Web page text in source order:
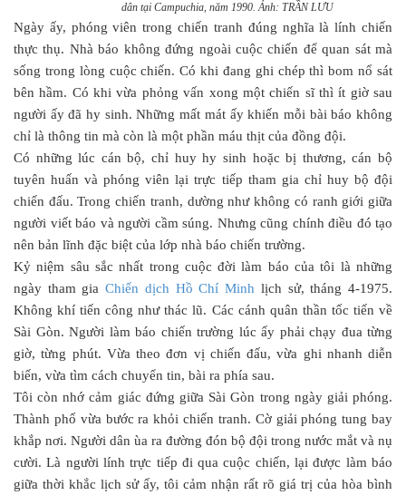
dân tại Campuchia, năm 1990. Ảnh: TRẦN LƯU
Ngày ấy, phóng viên trong chiến tranh đúng nghĩa là lính chiến
thực thụ. Nhà báo không đứng ngoài cuộc chiến để quan sát mà
sống trong lòng cuộc chiến. Có khi đang ghi chép thì bom nổ sát
bên hầm. Có khi vừa phỏng vấn xong một chiến sĩ thì ít giờ sau
người ấy đã hy sinh. Những mất mát ấy khiến mỗi bài báo không
chỉ là thông tin mà còn là một phần máu thịt của đồng đội.
Có những lúc cán bộ, chỉ huy hy sinh hoặc bị thương, cán bộ
tuyên huấn và phóng viên lại trực tiếp tham gia chỉ huy bộ đội
chiến đấu. Trong chiến tranh, dường như không có ranh giới giữa
người viết báo và người cầm súng. Nhưng cũng chính điều đó tạo
nên bản lĩnh đặc biệt của lớp nhà báo chiến trường.
Kỷ niệm sâu sắc nhất trong cuộc đời làm báo của tôi là những
ngày tham giaChiến dịch Hồ Chí Minh lịch sử, tháng 4-1975.
Không khí tiến công như thác lũ. Các cánh quân thần tốc tiến về
Sài Gòn. Người làm báo chiến trường lúc ấy phải chạy đua từng
giờ, từng phút. Vừa theo đơn vị chiến đấu, vừa ghi nhanh diễn
biến, vừa tìm cách chuyển tin, bài ra phía sau.
Tôi còn nhớ cảm giác đứng giữa Sài Gòn trong ngày giải phóng.
Thành phố vừa bước ra khỏi chiến tranh. Cờ giải phóng tung bay
khắp nơi. Người dân ùa ra đường đón bộ đội trong nước mắt và nụ
cười. Là người lính trực tiếp đi qua cuộc chiến, lại được làm báo
giữa thời khắc lịch sử ấy, tôi cảm nhận rất rõ giá trị của hòa bình